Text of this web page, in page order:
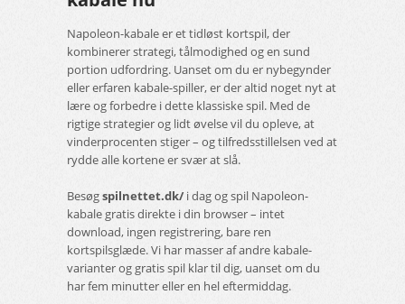
Napoleon-kabale er et tidløst kortspil, der
kombinerer strategi, tålmodighed og en sund
portion udfordring. Uanset om du er nybegynder
eller erfaren kabale-spiller, er der altid noget nyt at
lære og forbedre i dette klassiske spil. Med de
rigtige strategier og lidt øvelse vil du opleve, at
vinderprocenten stiger – og tilfredsstillelsen ved at
rydde alle kortene er svær at slå.
Besøgspilnettet.dk/ i dag og spil Napoleon-
kabale gratis direkte i din browser – intet
download, ingen registrering, bare ren
kortspilsglæde. Vi har masser af andre kabale-
varianter og gratis spil klar til dig, uanset om du
har fem minutter eller en hel eftermiddag.